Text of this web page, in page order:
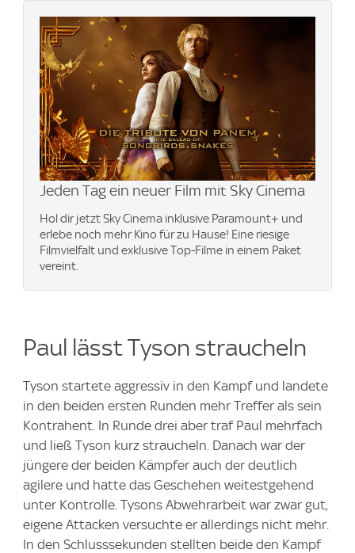
Jeden Tag ein neuer Film mit Sky Cinema
Hol dir jetzt Sky Cinema inklusive Paramount+ und
erlebe noch mehr Kino für zu Hause! Eine riesige
Filmvielfalt und exklusive Top-Filme in einem Paket
vereint.
Paul lässt Tyson straucheln
Tyson startete aggressiv in den Kampf und landete
in den beiden ersten Runden mehr Treffer als sein
Kontrahent. In Runde drei aber traf Paul mehrfach
und ließ Tyson kurz straucheln. Danach war der
jüngere der beiden Kämpfer auch der deutlich
agilere und hatte das Geschehen weitestgehend
unter Kontrolle. Tysons Abwehrarbeit war zwar gut,
eigene Attacken versuchte er allerdings nicht mehr.
In den Schlusssekunden stellten beide den Kampf